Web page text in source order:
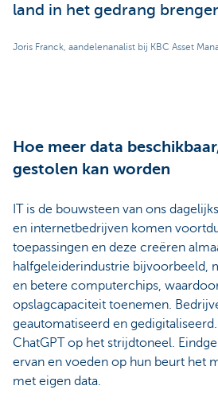
land in het gedrang
Joris Franck, aandelenanalist bij KBC Asset
Hoe meer data
gestolen kan worden
IT is de bouwsteen van ons
en internetbedrijven komen
toepassingen en deze creëren
halfgeleiderindustrie bijvoorbeeld,
en betere computerchips,
opslagcapaciteit toenemen.
geautomatiseerd en
ChatGPT op het strijdtoneel.
ervan en voeden op hun beurt het
met eigen data.